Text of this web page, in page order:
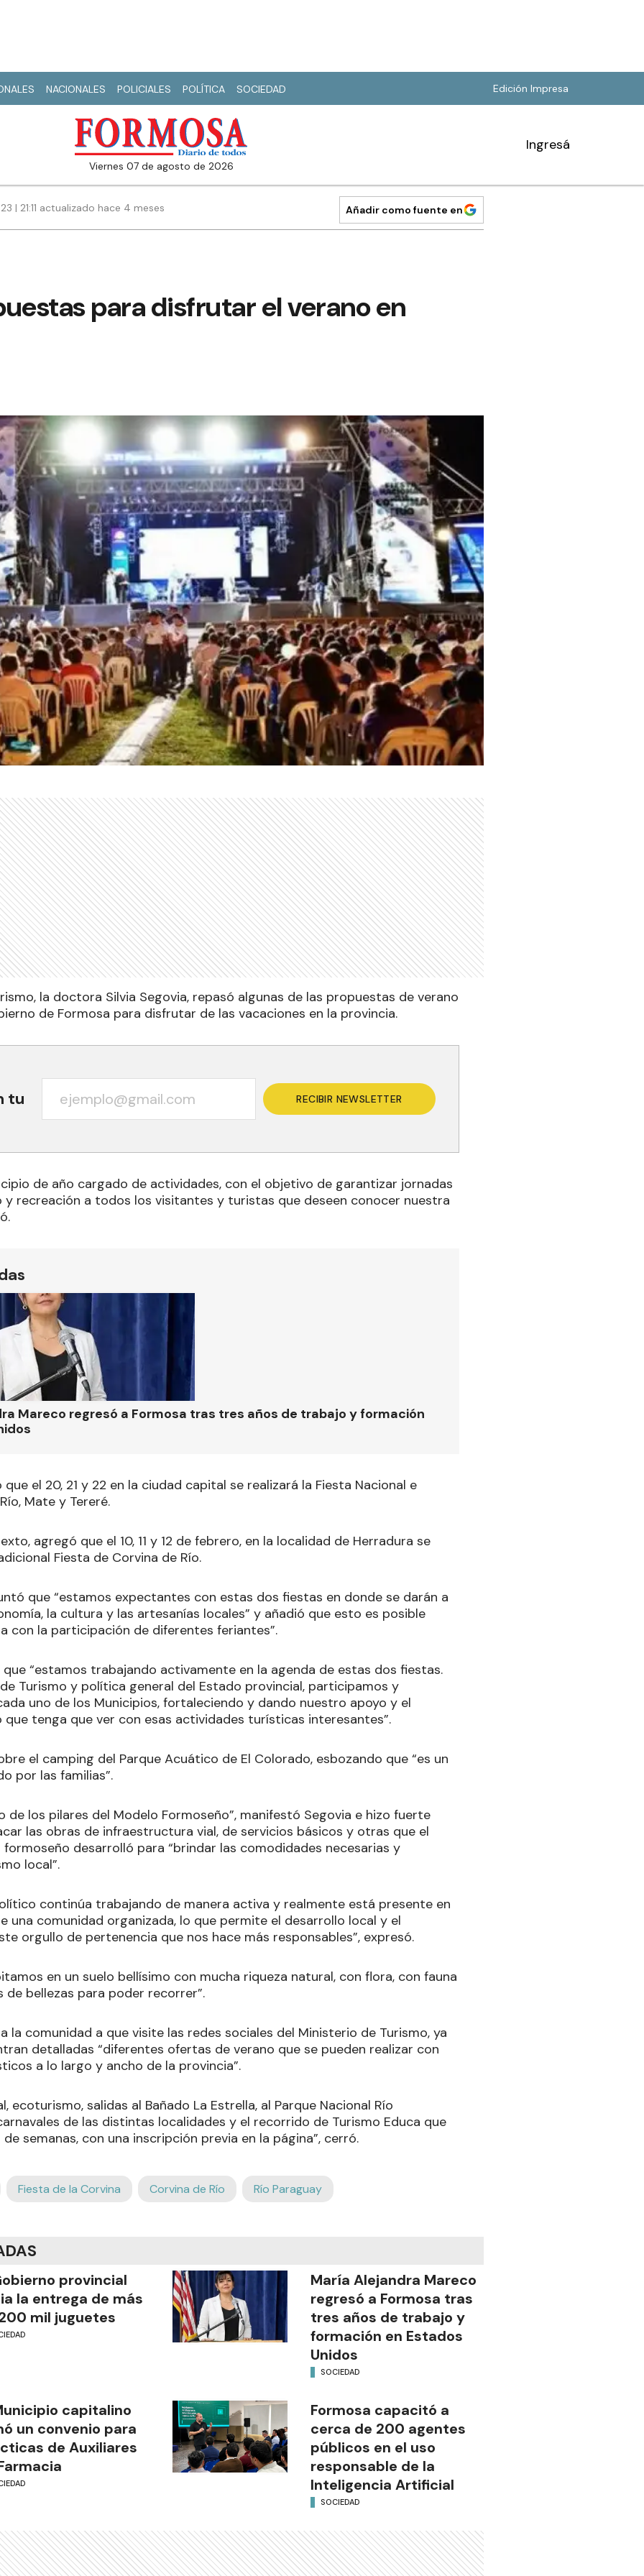
NACIONALES POLICIALES POLÍTICA SOCIEDAD Edición Impresa
viernes 07 de agosto de 2026
Ingresá
| 21:11 actualizado hace 4 meses Añadir como fuente en
para disfrutar el verano en
la doctora Silvia Segovia, repasó algunas de las propuestas de verano
de Formosa para disfrutar de las vacaciones en la provincia.
tu RECIBIR NEWSLETTER
de año cargado de actividades, con el objetivo de garantizar jornadas
y recreación a todos los visitantes y turistas que deseen conocer nuestra
Mareco regresó a Formosa tras tres años de trabajo y formación
el 20, 21 y 22 en la ciudad capital se realizará la Fiesta Nacional e
Mate y Tereré.
agregó que el 10, 11 y 12 de febrero, en la localidad de Herradura se
Fiesta de Corvina de Río.
que “estamos expectantes con estas dos fiestas en donde se darán a
la cultura y las artesanías locales” y añadió que esto es posible
con la participación de diferentes feriantes”.
“estamos trabajando activamente en la agenda de estas dos fiestas.
Turismo y política general del Estado provincial, participamos y
uno de los Municipios, fortaleciendo y dando nuestro apoyo y el
tenga que ver con esas actividades turísticas interesantes”.
el camping del Parque Acuático de El Colorado, esbozando que “es un
por las familias”.
de los pilares del Modelo Formoseño”, manifestó Segovia e hizo fuerte
las obras de infraestructura vial, de servicios básicos y otras que el
desarrolló para “brindar las comodidades necesarias y
local”.
continúa trabajando de manera activa y realmente está presente en
una comunidad organizada, lo que permite el desarrollo local y el
orgullo de pertenencia que nos hace más responsables”, expresó.
en un suelo bellísimo con mucha riqueza natural, con flora, con fauna
bellezas para poder recorrer”.
la comunidad a que visite las redes sociales del Ministerio de Turismo, ya
detalladas “diferentes ofertas de verano que se pueden realizar con
a lo largo y ancho de la provincia”.
ecoturismo, salidas al Bañado La Estrella, al Parque Nacional Río
de las distintas localidades y el recorrido de Turismo Educa que
semanas, con una inscripción previa en la página”, cerró.
Fiesta de la Corvina Corvina de Río Río Paraguay
provincial
la entrega de más
mil juguetes
María Alejandra Mareco
regresó a Formosa tras
tres años de trabajo y
formación en Estados
Unidos
SOCIEDAD
capitalino
un convenio para
de Auxiliares
Formosa capacitó a
cerca de 200 agentes
públicos en el uso
responsable de la
Inteligencia Artificial
SOCIEDAD